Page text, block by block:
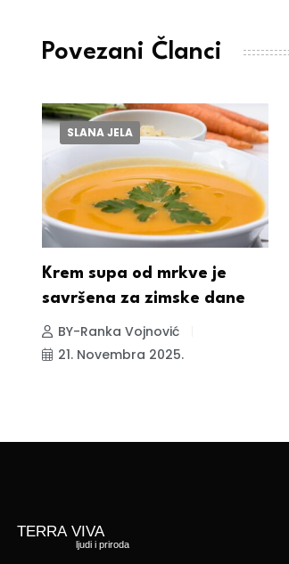
Povezani Članci
SLANA JELA
Krem supa od mrkve je
savršena za zimske dane
BY-Ranka Vojnović
21. Novembra 2025.